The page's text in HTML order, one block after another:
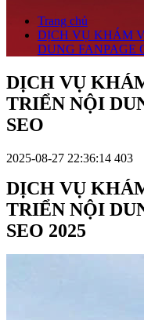
Trang chủ
DỊCH VỤ KHÁM
DUNG FANPAGE
DỊCH VỤ
TRIỂN NỘI
SEO
2025-08-27 22:36:14 403
DỊCH VỤ
TRIỂN NỘI
SEO 2025